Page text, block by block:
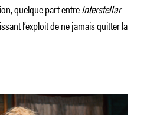
quelque part entreInterstellar
l’exploit de ne jamais quitter la